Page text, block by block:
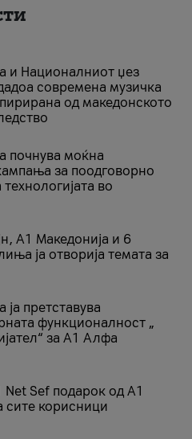
и Националниот џез
современа музичка
од македонското
почнува моќна
за поодговорно
во
A1 Македонија и 6
ја отворија темата за
ја претставува
функционалност „
за А1 Алфа
Sеf подарок од А1
сите корисници